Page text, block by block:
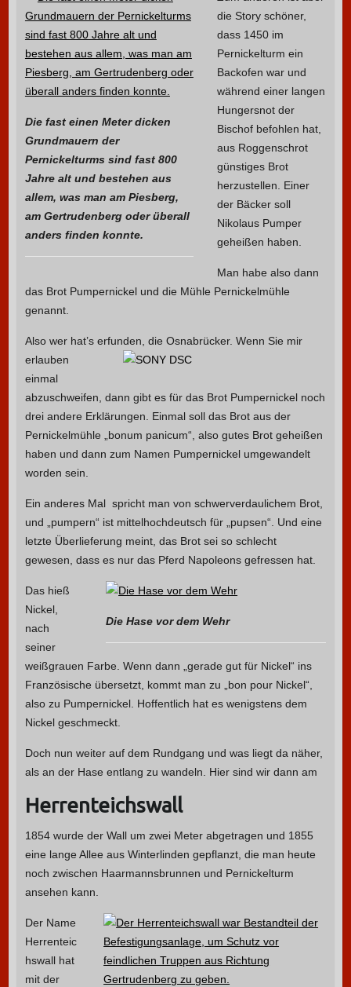
Die fast einen Meter dicken
Grundmauern der
Pernickelturms sind fast 800
Jahre alt und bestehen aus
allem, was man am Piesberg,
am Gertrudenberg oder überall
anders finden konnte.
die Story schöner,
dass 1450 im
Pernickelturm ein
Backofen war und
während einer langen
Hungersnot der
Bischof befohlen hat,
aus Roggenschrot
günstiges Brot
herzustellen. Einer
der Bäcker soll
Nikolaus Pumper
geheißen haben.
Man habe also dann
das Brot Pumpernickel und die Mühle Pernickelmühle
genannt.
Also wer hat’s erfunden, die Osnabrücker. Wenn Sie mir
erlauben
einmal
abzuschweifen, dann gibt es für das Brot Pumpernickel noch
drei andere Erklärungen. Einmal soll das Brot aus der
Pernickelmühle „bonum panicum“, also gutes Brot geheißen
haben und dann zum Namen Pumpernickel umgewandelt
worden sein.
Ein anderes Mal spricht man von schwerverdaulichem Brot,
und „pumpern“ ist mittelhochdeutsch für „pupsen“. Und eine
letzte Überlieferung meint, das Brot sei so schlecht
gewesen, dass es nur das Pferd Napoleons gefressen hat.
Die Hase vor dem Wehr
Das hieß
Nickel,
nach
seiner
weißgrauen Farbe. Wenn dann „gerade gut für Nickel“ ins
Französische übersetzt, kommt man zu „bon pour Nickel“,
also zu Pumpernickel. Hoffentlich hat es wenigstens dem
Nickel geschmeckt.
Doch nun weiter auf dem Rundgang und was liegt da näher,
als an der Hase entlang zu wandeln. Hier sind wir dann am
Herrenteichswall
1854 wurde der Wall um zwei Meter abgetragen und 1855
eine lange Allee aus Winterlinden gepflanzt, die man heute
noch zwischen Haarmannsbrunnen und Pernickelturm
ansehen kann.
Der Name
Herrenteic
hswall hat
mit der